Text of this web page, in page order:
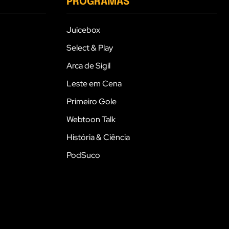
Juicebox
Select & Play
Arca de Sigil
Leste em Cena
Primeiro Gole
Webtoon Talk
História & Ciência
PodSuco